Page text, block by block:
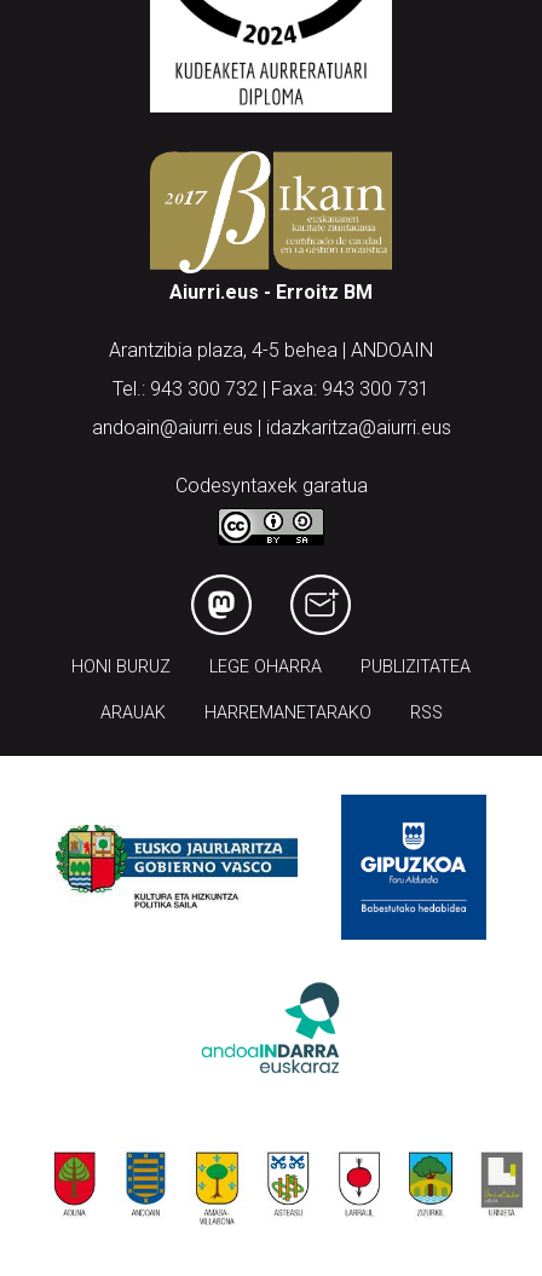
Aiurri.eus - Erroitz BM
Arantzibia plaza, 4-5 behea | ANDOAIN
Tel.: 943 300 732 | Faxa: 943 300 731
andoain@aiurri.eus | idazkaritza@aiurri.eus
Codesyntaxek garatua
HONI BURUZ LEGE OHARRA PUBLIZITATEA
ARAUAK HARREMANETARAKO RSS